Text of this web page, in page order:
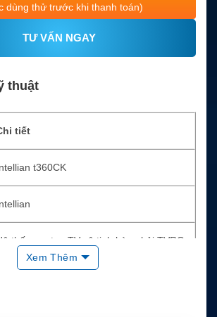
dùng thử trước khi thanh toán)
TƯ VẤN NGAY
thuật
tiết
t360CK
thống anten TV vệ tinh hàng hải TVRO
Xem Thêm